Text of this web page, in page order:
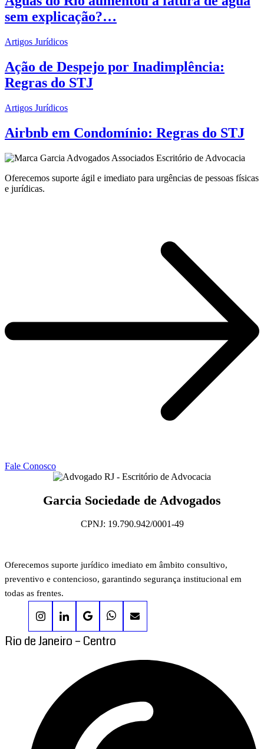
sem explicação?…
Artigos Jurídicos
Ação de Despejo por Inadimplência:
Regras do STJ
Artigos Jurídicos
Airbnb em Condomínio: Regras do STJ
Oferecemos suporte ágil e imediato para urgências de pessoas físicas
e jurídicas.
Fale Conosco
Garcia Sociedade de Advogados
CPNJ: 19.790.942/0001-49
Oferecemos suporte jurídico imediato em âmbito consultivo,
preventivo e contencioso, garantindo segurança institucional em
todas as frentes.
Rio de Janeiro – Centro